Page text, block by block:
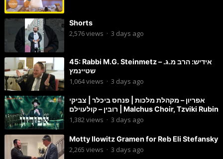
Shorts
2,576views · 3 days ago
45: Rabbi M.G. Steinmetz – אידיש: הרב מ.ג.
שטיינמץ
1,064views · 3 days ago
אפריון – מקהלת מלכות | פנחס ביכלר | צביקי
רובין – קולעוילם | Malchus Choir, Tzviki Rubin
1,382views · 3 days ago
Motty Ilowitz Gramen for Reb Eli Stefansky
2,265 views · 3 days ago